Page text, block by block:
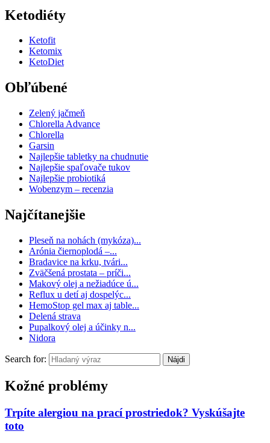
Ketodiéty
Ketofit
Ketomix
KetoDiet
Obľúbené
Zelený jačmeň
Chlorella Advance
Chlorella
Garsin
Najlepšie tabletky na chudnutie
Najlepšie spaľovače tukov
Najlepšie probiotiká
Wobenzym – recenzia
Najčítanejšie
Pleseň na nohách (mykóza)...
Arónia čiernoplodá –...
Bradavice na krku, tvári...
Zväčšená prostata – príči...
Makový olej a nežiadúce ú...
Reflux u detí aj dospelýc...
HemoStop gel max aj table...
Delená strava
Pupalkový olej a účinky n...
Nidora
Search for:
Kožné problémy
Trpíte alergiou na prací prostriedok? Vyskúšajte
toto